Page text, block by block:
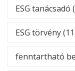
ESG tanácsadó
ESG törvény
fenntartható